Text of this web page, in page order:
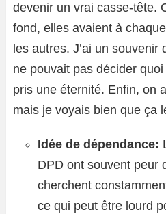
devenir un vrai casse-tête.
fond, elles avaient à
les autres. J’ai un souvenir
ne pouvait pas décider
pris une éternité. Enfin, on
mais je voyais bien que ça
Idée de dépendance:
DPD ont souvent peur
cherchent
ce qui peut être lourd